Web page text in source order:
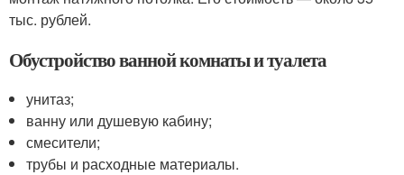
тыс. рублей.
Обустройство ванной комнаты и туалета
унитаз;
ванну или душевую кабину;
смесители;
трубы и расходные материалы.